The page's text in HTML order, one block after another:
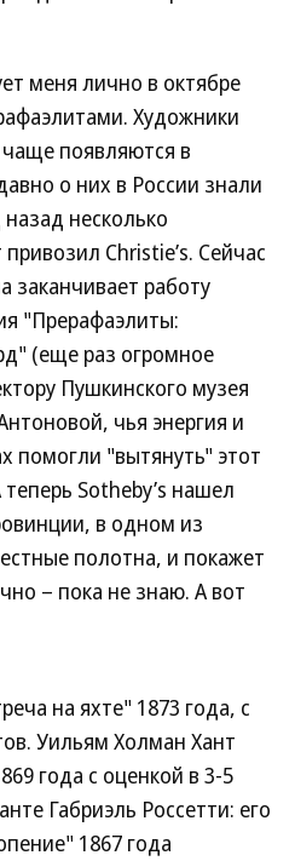
меня лично в октябре
Художники
чаще появляются в
о них в России знали
несколько
Christie’s. Сейчас
работу
"Прерафаэлиты:
(еще раз огромное
Пушкинского музея
чья энергия и
помогли "вытянуть" этот
Sotheby’s нашел
в одном из
полотна, и покажет
– пока не знаю. А вот
на яхте" 1873 года, с
Уильям Холман Хант
года с оценкой в 3-5
Габриэль Россетти: его
1867 года